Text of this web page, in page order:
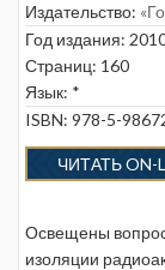
Издательство:
Год издания:
Страниц: 160
Язык: *
ISBN: 978-5-
ЧИТАТЬ ON-
Освещены
изоляции